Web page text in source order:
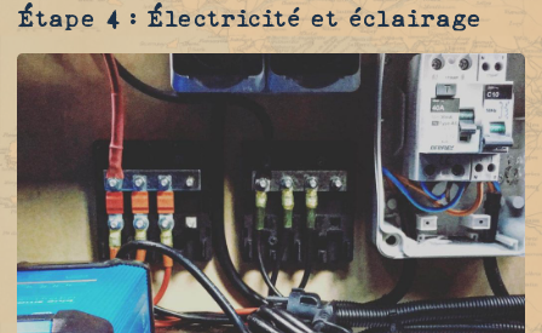
Étape 4 : Électricité et éclairage